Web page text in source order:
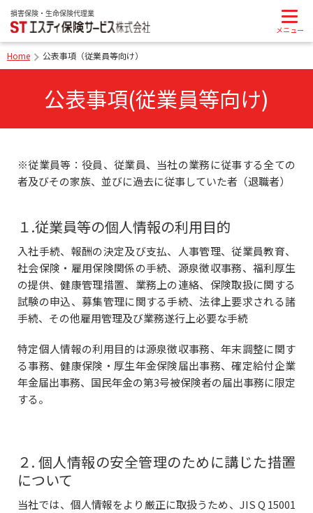
Home 公表事項（従業員等向け）
公表事項(従業員等向け)
※従業員等：役員、従業員、当社の業務に従事する全ての
者及びその家族、並びに過去に従事していた者（退職者）
１.従業員等の個人情報の利用目的
入社手続、報酬の決定及び支払、人事管理、従業員教育、
社会保険・雇用保険関係の手続、源泉徴収事務、福利厚生
の提供、健康管理措置、業務上の連絡、保険取扱に関する
試験の申込、募集管理に関する手続、法律上要求される諸
手続、その他雇用管理及び業務遂行上必要な手続
特定個人情報の利用目的は源泉徴収事務、年末調整に関す
る事務、健康保険・厚生年金保険届出事務、確定給付企業
年金届出事務、国民年金の第3号被保険者の届出事務に限定
する。
２. 個人情報の安全管理のために講じた措置
について
当社では、個人情報をより厳正に取扱うため、JIS Q 15001